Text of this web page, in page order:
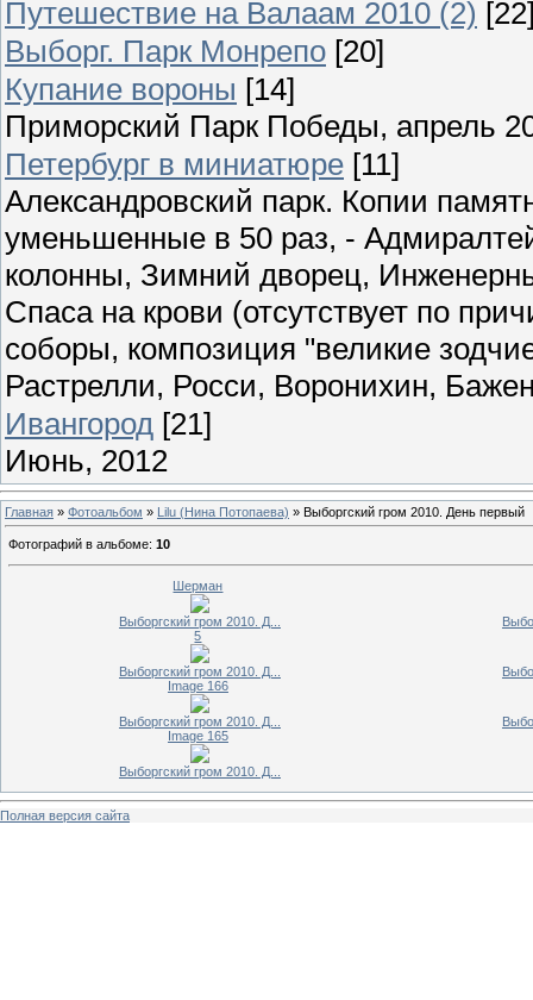
Путешествие на Валаам 2010 (2)
Выборг. Парк Монрепо [20]
Купание вороны [14]
Приморский Парк Победы, апрель
Петербург в миниатюре [11]
Александровский парк. Копии
уменьшенные в 50 раз, -
колонны, Зимний дворец,
Спаса на крови (отсутствует по
соборы, композиция "великие
Растрелли, Росси, Воронихин,
Ивангород [21]
Июнь, 2012
Главная » Фотоальбом » Lilu (Нина Потопаева) » Выборгский гром 2010. День первый
Фотографий в альбоме: 10
Шерман
Выборгский гром 2010. Д...
5
Выборгский гром 2010. Д...
Image 166
Выборгский гром 2010. Д...
Image 165
Выборгский гром 2010. Д...
Полная версия сайта